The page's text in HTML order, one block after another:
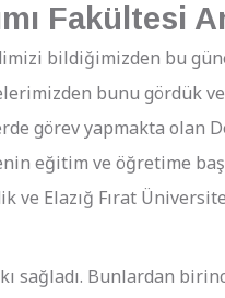
Fakültesi
bildiğimizden bu
bunu gördük
görev yapmakta
eğitim ve öğretime
Elazığ Fırat
sağladı. Bunlardan